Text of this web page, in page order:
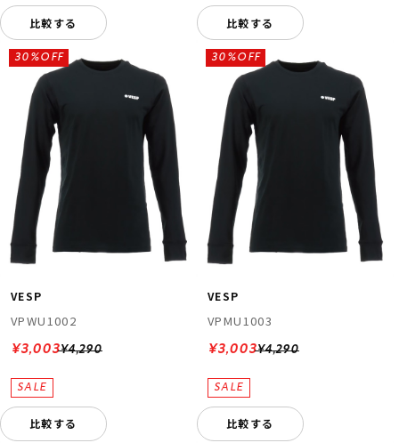
比較する 比較する
VESP
VPWU1002
¥4,290
30%OFF
¥3,003
比較する
VESP
VPMU1003
¥4,290
30%OFF
¥3,003
比較する